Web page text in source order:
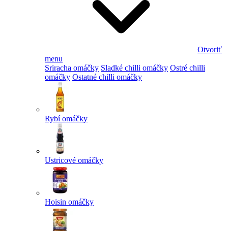
Otvoriť
menu
Sriracha omáčky Sladké chilli omáčky Ostré chilli
omáčky Ostatné chilli omáčky
Rybí omáčky
Ustricové omáčky
Hoisin omáčky